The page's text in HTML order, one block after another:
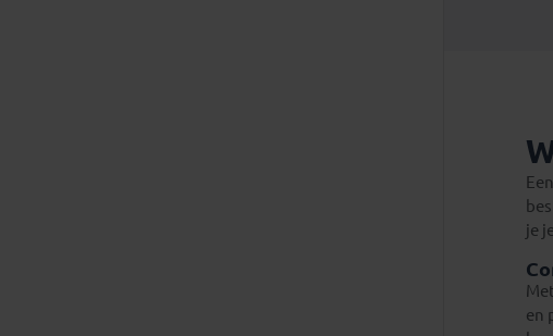
je
en